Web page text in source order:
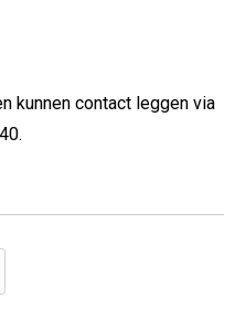
kunnen contact leggen via